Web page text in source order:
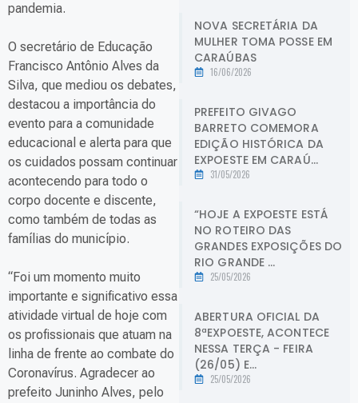
pandemia.
O secretário de Educação
Francisco Antônio Alves da
Silva, que mediou os debates,
destacou a importância do
evento para a comunidade
educacional e alerta para que
os cuidados possam continuar
acontecendo para todo o
corpo docente e discente,
como também de todas as
famílias do município.
“Foi um momento muito
importante e significativo essa
atividade virtual de hoje com
os profissionais que atuam na
linha de frente ao combate do
Coronavírus. Agradecer ao
prefeito Juninho Alves, pelo
NOVA SECRETÁRIA DA
MULHER TOMA POSSE EM
CARAÚBAS
16/06/2026
PREFEITO GIVAGO
BARRETO COMEMORA
EDIÇÃO HISTÓRICA DA
EXPOESTE EM CARAÚ...
31/05/2026
“HOJE A EXPOESTE ESTÁ
NO ROTEIRO DAS
GRANDES EXPOSIÇÕES DO
RIO GRANDE ...
25/05/2026
ABERTURA OFICIAL DA
8ªEXPOESTE, ACONTECE
NESSA TERÇA - FEIRA
(26/05) E...
25/05/2026